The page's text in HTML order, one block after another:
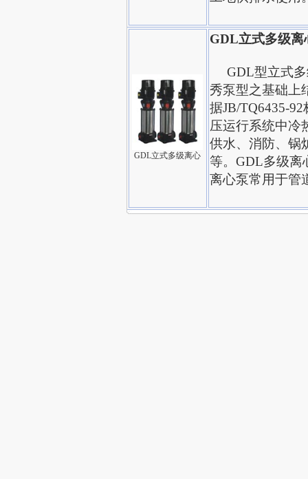
GDL立式多级离心
GDL立式多级离
GDL型立式多
秀泵型之基础上
据JB/TQ6435-
压运行系统中冷
供水、消防、锅
等。GDL多级离
离心泵常用于管